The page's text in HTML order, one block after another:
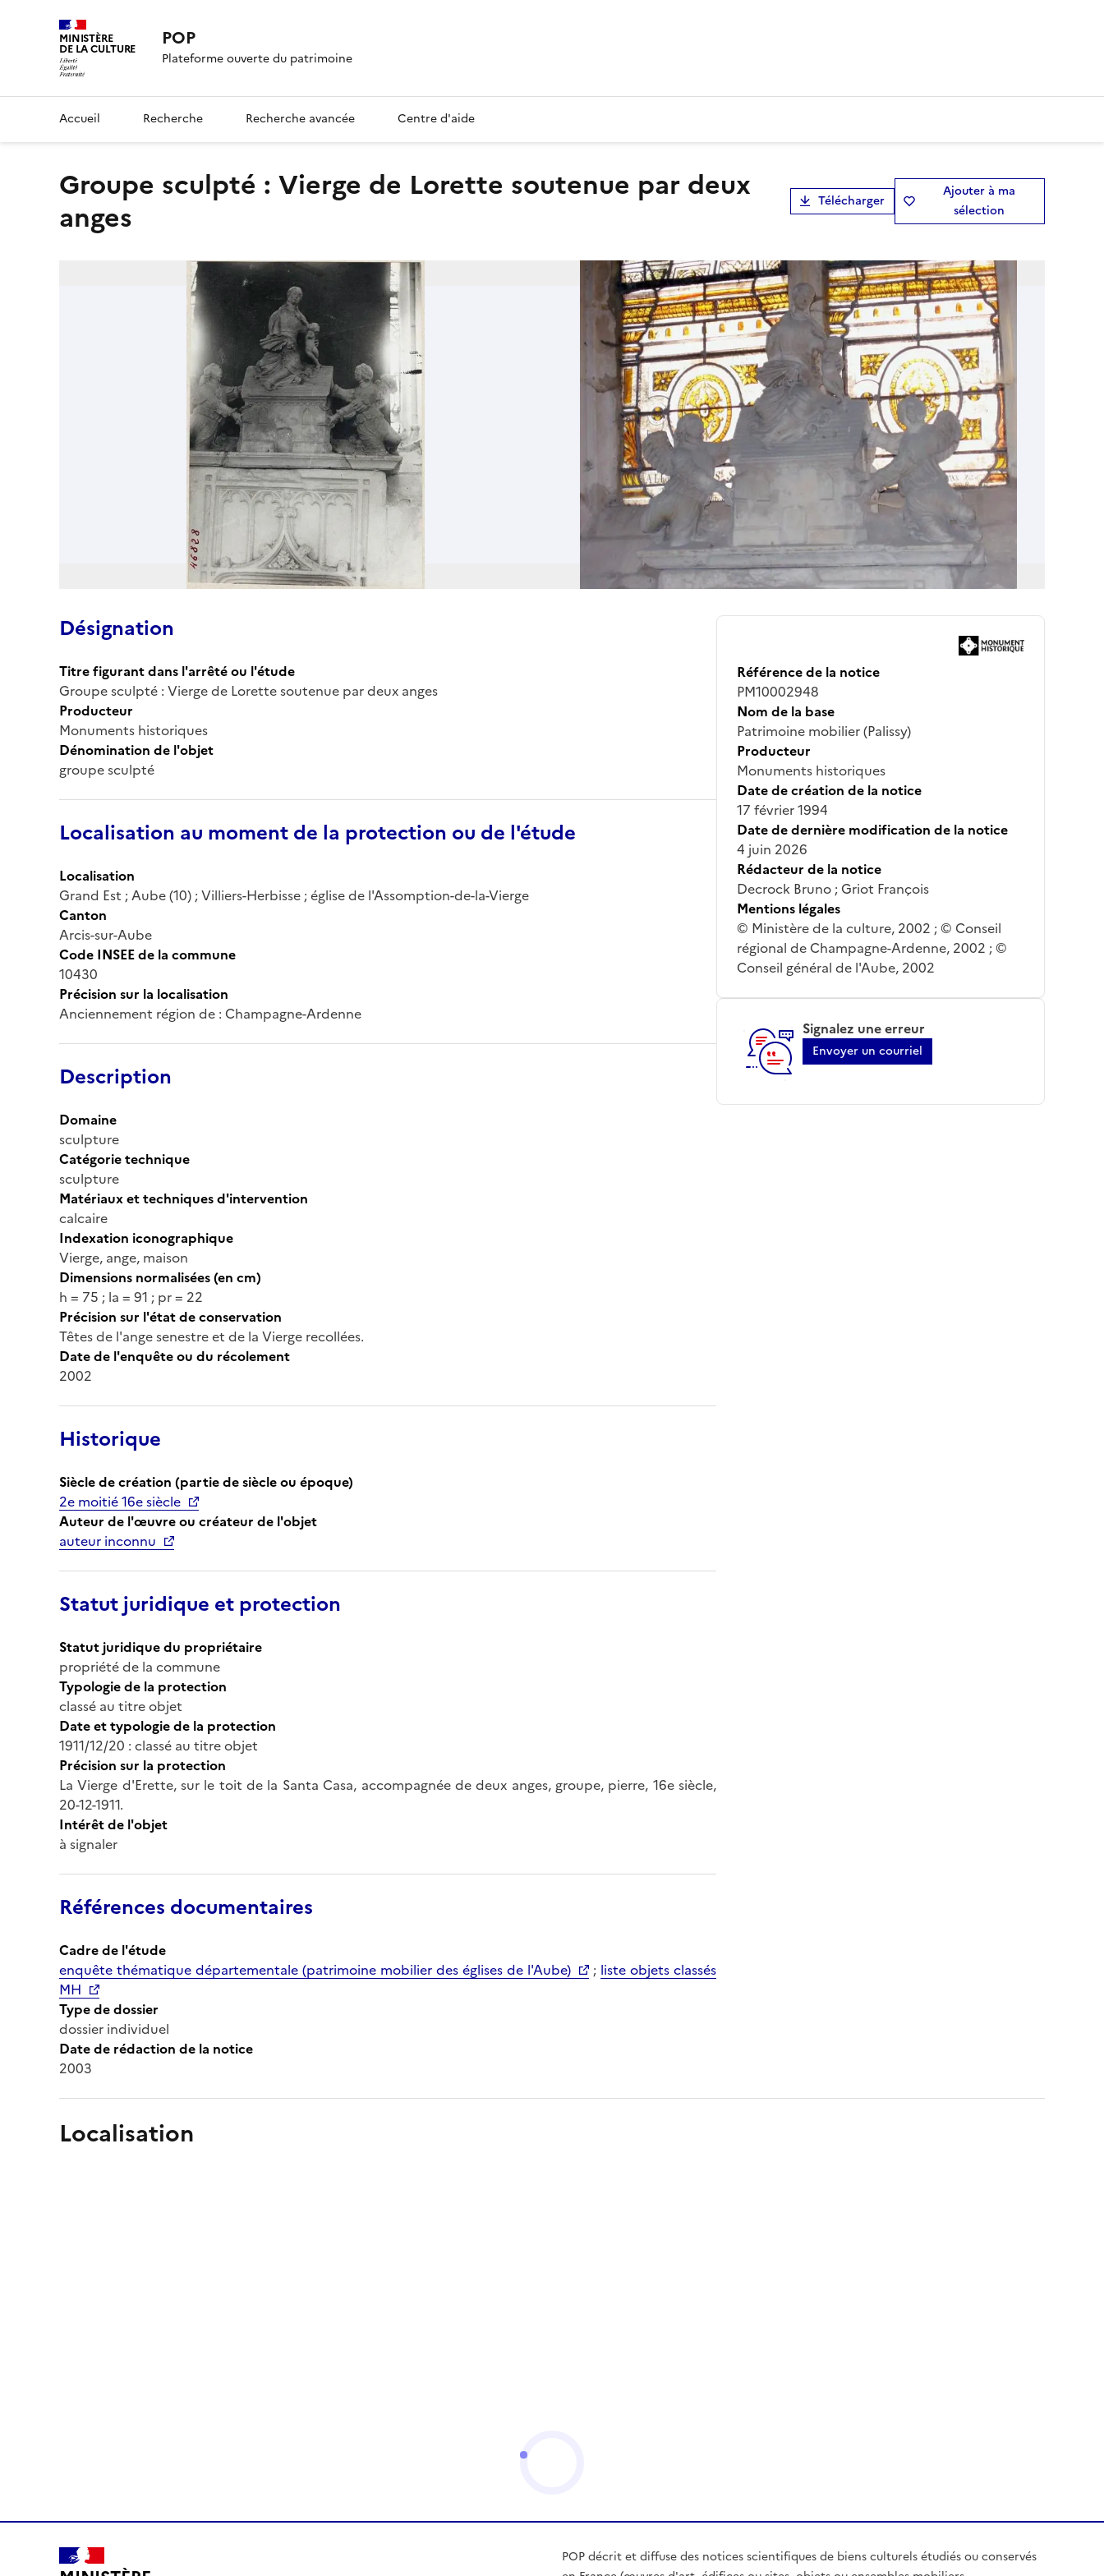
MINISTÈRE
DE LA CULTURE POP
Plateforme ouverte du patrimoine
Accueil Recherche Recherche avancée Centre d'aide
Groupe sculpté : Vierge de Lorette soutenue par deux
anges
Télécharger
Ajouter à ma
sélection
Désignation
Titre figurant dans l'arrêté ou l'étude
Groupe sculpté : Vierge de Lorette soutenue par deux anges
Producteur
Monuments historiques
Dénomination de l'objet
groupe sculpté
Localisation au moment de la protection ou de l'étude
Localisation
Grand Est ; Aube (10) ; Villiers-Herbisse ; église de l'Assomption-de-la-Vierge
Canton
Arcis-sur-Aube
Code INSEE de la commune
10430
Précision sur la localisation
Anciennement région de : Champagne-Ardenne
Description
Domaine
sculpture
Catégorie technique
sculpture
Matériaux et techniques d'intervention
calcaire
Indexation iconographique
Vierge, ange, maison
Dimensions normalisées (en cm)
h = 75 ; la = 91 ; pr = 22
Précision sur l'état de conservation
Têtes de l'ange senestre et de la Vierge recollées.
Date de l'enquête ou du récolement
2002
Historique
Siècle de création (partie de siècle ou époque)
2e moitié 16e siècle
Auteur de l'œuvre ou créateur de l'objet
auteur inconnu
Statut juridique et protection
Statut juridique du propriétaire
propriété de la commune
Typologie de la protection
classé au titre objet
Date et typologie de la protection
1911/12/20 : classé au titre objet
Précision sur la protection
La Vierge d'Erette, sur le toit de la Santa Casa, accompagnée de deux anges, groupe, pierre, 16e siècle,
20-12-1911.
Intérêt de l'objet
à signaler
Références documentaires
Cadre de l'étude
enquête thématique départementale (patrimoine mobilier des églises de l'Aube)
; liste objets classés
MH
Type de dossier
dossier individuel
Date de rédaction de la notice
2003
Référence de la notice
PM10002948
Nom de la base
Patrimoine mobilier (Palissy)
Producteur
Monuments historiques
Date de création de la notice
17 février 1994
Date de dernière modification de la notice
4 juin 2026
Rédacteur de la notice
Decrock Bruno ; Griot François
Mentions légales
© Ministère de la culture, 2002 ; © Conseil
régional de Champagne-Ardenne, 2002 ; ©
Conseil général de l'Aube, 2002
Signalez une erreur
Envoyer un courriel
Localisation
POP décrit et diffuse des notices scientifiques de biens culturels étudiés ou conservés